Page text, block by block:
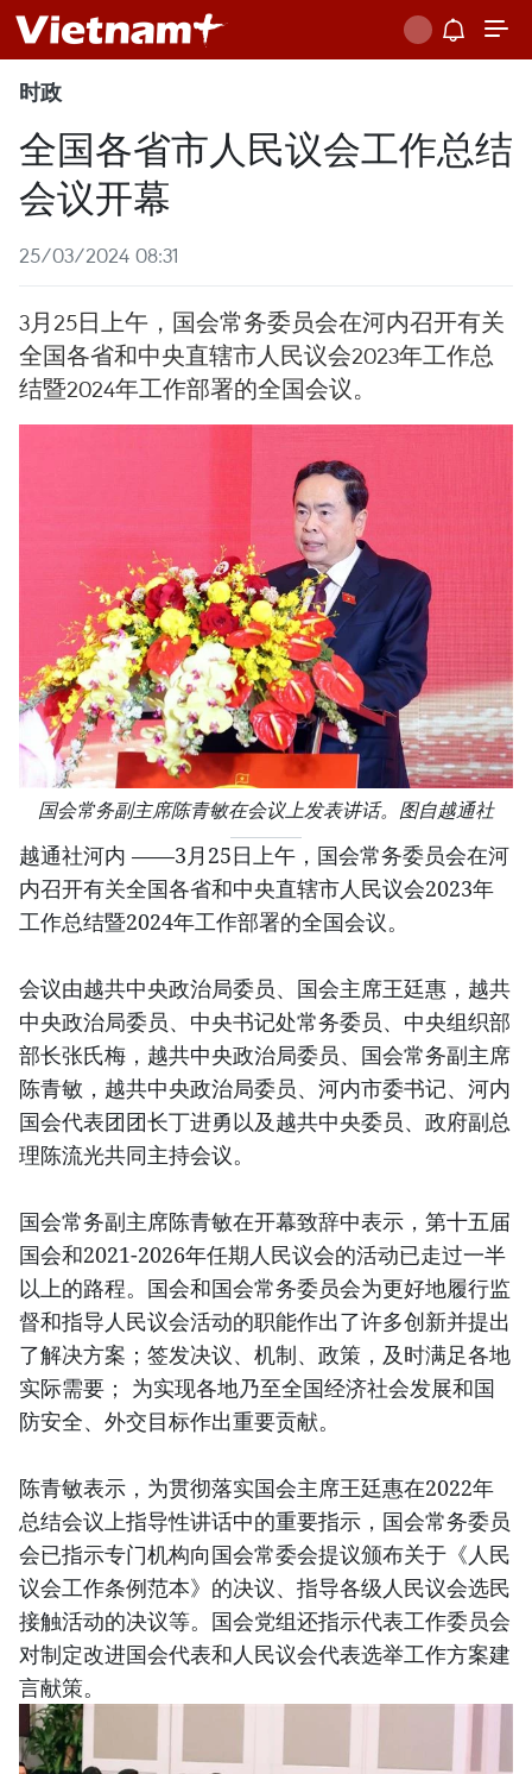
时政
全国各省市人民议会工作总结
会议开幕
25/03/2024 08:31
3月25日上午，国会常务委员会在河内召开有关
全国各省和中央直辖市人民议会2023年工作总
结暨2024年工作部署的全国会议。
国会常务副主席陈青敏在会议上发表讲话。图自越通社
越通社河内 ——3月25日上午，国会常务委员会在河
内召开有关全国各省和中央直辖市人民议会2023年
工作总结暨2024年工作部署的全国会议。
会议由越共中央政治局委员、国会主席王廷惠，越共
中央政治局委员、中央书记处常务委员、中央组织部
部长张氏梅，越共中央政治局委员、国会常务副主席
陈青敏，越共中央政治局委员、河内市委书记、河内
国会代表团团长丁进勇以及越共中央委员、政府副总
理陈流光共同主持会议。
国会常务副主席陈青敏在开幕致辞中表示，第十五届
国会和2021-2026年任期人民议会的活动已走过一半
以上的路程。国会和国会常务委员会为更好地履行监
督和指导人民议会活动的职能作出了许多创新并提出
了解决方案；签发决议、机制、政策，及时满足各地
实际需要； 为实现各地乃至全国经济社会发展和国
防安全、外交目标作出重要贡献。
陈青敏表示，为贯彻落实国会主席王廷惠在2022年
总结会议上指导性讲话中的重要指示，国会常务委员
会已指示专门机构向国会常委会提议颁布关于《人民
议会工作条例范本》的决议、指导各级人民议会选民
接触活动的决议等。国会党组还指示代表工作委员会
对制定改进国会代表和人民议会代表选举工作方案建
言献策。